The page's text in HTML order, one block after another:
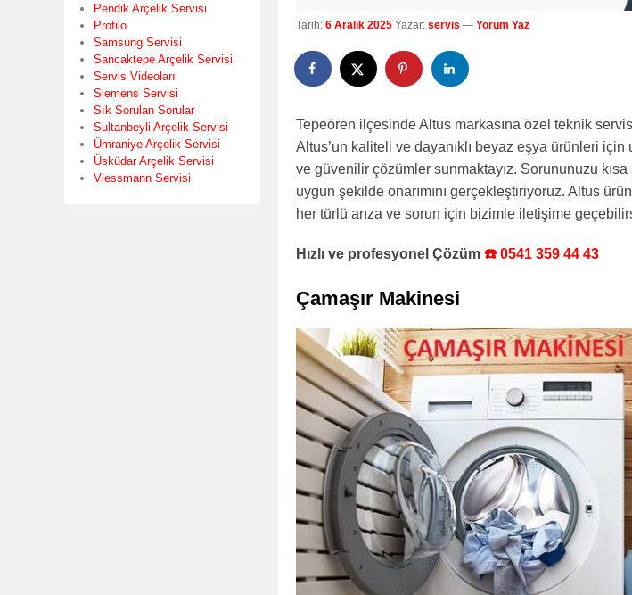
Tarih: 6 Aralık 2025 Yazar: servis — Yorum Yaz
Tepeören ilçesinde Altus markasına özel teknik
Altus’un kaliteli ve dayanıklı beyaz eşya ürünleri için
ve güvenilir çözümler sunmaktayız. Sorununuzu
uygun şekilde onarımını gerçekleştiriyoruz. Altus
her türlü arıza ve sorun için bizimle iletişime
Hızlı ve profesyonel Çözüm ☎️ 0541 359 44 43
Çamaşır Makinesi
Pendik Arçelik Servisi
Profilo
Samsung Servisi
Sancaktepe Arçelik Servisi
Servis Videoları
Siemens Servisi
Sık Sorulan Sorular
Sultanbeyli Arçelik Servisi
Ümraniye Arçelik Servisi
Üsküdar Arçelik Servisi
Viessmann Servisi